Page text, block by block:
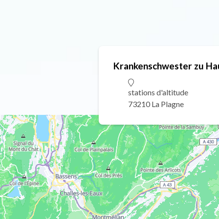
Krankenschwester zu
stations d'altitude
73210 La Plagne